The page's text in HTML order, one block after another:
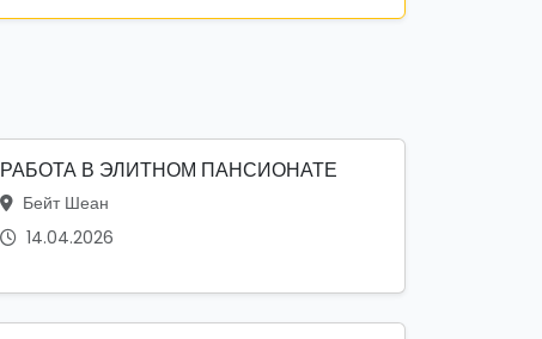
РАБОТА В ЭЛИТНОМ ПАНСИОНАТЕ
Бейт Шеан
14.04.2026